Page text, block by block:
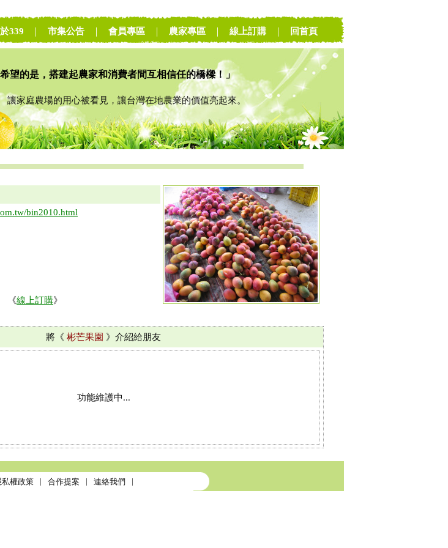
望的是，搭建起農家和消費者間互相信任的橋樑！」
農場的用心被看見，讓台灣在地農業的價值亮起來。
339 市集公告 會員專區 農家專區 線上訂購 回首頁
bin2010.html
《線上訂購》
將《 彬芒果園 》介紹給朋友
功能維護中...
私權政策 合作提案 連絡我們